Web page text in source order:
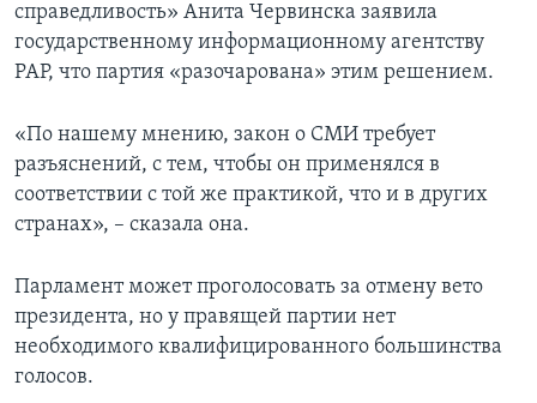
справедливость» Анита Червинска заявила
государственному информационному агентству
PAP, что партия «разочарована» этим решением.
«По нашему мнению, закон о СМИ требует
разъяснений, с тем, чтобы он применялся в
соответствии с той же практикой, что и в других
странах», – сказала она.
Парламент может проголосовать за отмену вето
президента, но у правящей партии нет
необходимого квалифицированного большинства
голосов.